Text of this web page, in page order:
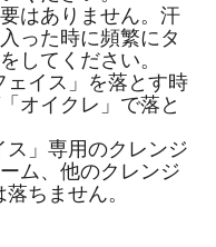
はありません。汗
った時に頻繁にタ
してください。
ェイス」を落とす時
オイクレ」で落と
ス」専用のクレンジ
ム、他のクレンジ
ちません。